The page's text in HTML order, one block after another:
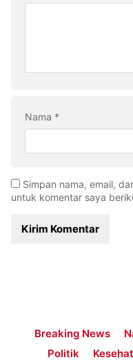
Nama *
Simpan nama, email,
untuk komentar saya
Breaking News
Politik